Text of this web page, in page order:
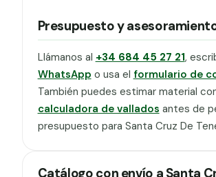
Presupuesto y
Llámanos al +34 684 45 27 21,
WhatsApp o usa el formulario de
También puedes estimar material
calculadora de vallados antes de
presupuesto para Santa Cruz De
Catálogo con envío a Santa